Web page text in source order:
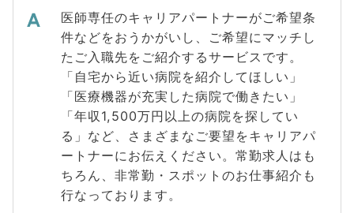
医師専任のキャリアパートナーがご希望条
件などをおうかがいし、ご希望にマッチし
たご入職先をご紹介するサービスです。
「自宅から近い病院を紹介してほしい」
「医療機器が充実した病院で働きたい」
「年収1,500万円以上の病院を探してい
る」など、さまざまなご要望をキャリアパ
ートナーにお伝えください。常勤求人はも
ちろん、非常勤・スポットのお仕事紹介も
行なっております。